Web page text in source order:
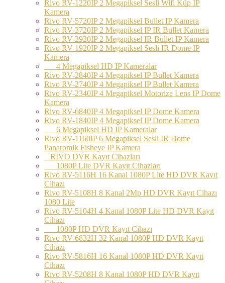
Rivo RV-1220IP 2 Megapiksel Sesli Wifi Küp IP
Kamera
Rivo RV-5720IP 2 Megapiksel Bullet IP Kamera
Rivo RV-3720IP 2 Megapiksel IP IR Bullet Kamera
Rivo RV-2920IP 2 Megapiksel IR Bullet IP Kamera
Rivo RV-1920IP 2 Megapiksel Sesli IR Dome IP
Kamera
4 Megapiksel HD IP Kameralar
Rivo RV-2840IP 4 Megapiksel IP Bullet Kamera
Rivo RV-2740IP 4 Megapiksel IP Bullet Kamera
Rivo RV-2340IP 4 Megapiksel Motorize Lens IP Dome
Kamera
Rivo RV-6840IP 4 Megapiksel IP Dome Kamera
Rivo RV-1840IP 4 Megapiksel IP Dome Kamera
6 Megapiksel HD IP Kameralar
Rivo RV-1160IP 6 Megapiksel Sesli IR Dome
Panaromik Fisheye IP Kamera
RİVO DVR Kayıt Cihazları
1080P Lite DVR Kayıt Cihazları
Rivo RV-5116H 16 Kanal 1080P Lite HD DVR Kayıt
Cihazı
Rivo RV-5108H 8 Kanal 2Mp HD DVR Kayıt Cihazı
1080 Lite
Rivo RV-5104H 4 Kanal 1080P Lite HD DVR Kayıt
Cihazı
1080P HD DVR Kayıt Cihazı
Rivo RV-6832H 32 Kanal 1080P HD DVR Kayıt
Cihazı
Rivo RV-5816H 16 Kanal 1080P HD DVR Kayıt
Cihazı
Rivo RV-5208H 8 Kanal 1080P HD DVR Kayıt